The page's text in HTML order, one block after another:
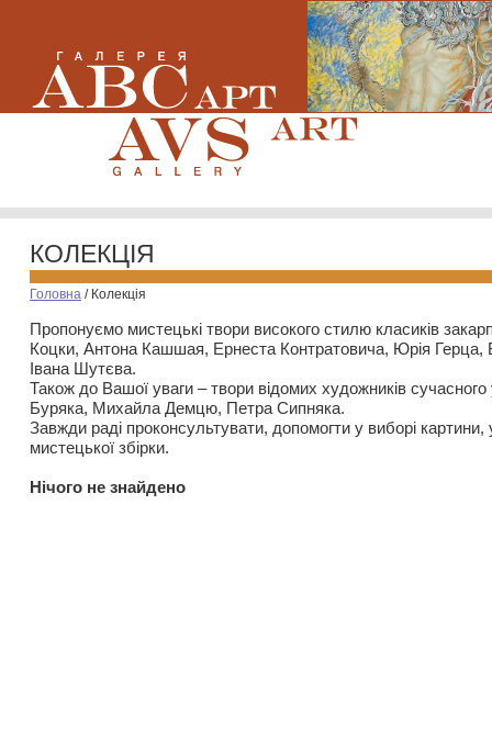
КОЛЕКЦІЯ
Головна / Колекція
Пропонуємо мистецькі твори високого стилю класиків
Коцки, Антона Кашшая, Ернеста Контратовича, Юрія
Івана Шутєва.
Також до Вашої уваги – твори відомих художників
Буряка, Михайла Демцю, Петра Сипняка.
Завжди раді проконсультувати, допомогти у виборі картини,
мистецької збірки.
Нiчого не знайдено